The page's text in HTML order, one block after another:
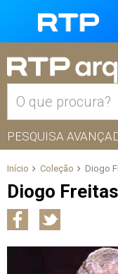
PESQUISA
Início Coleção Diogo
Diogo